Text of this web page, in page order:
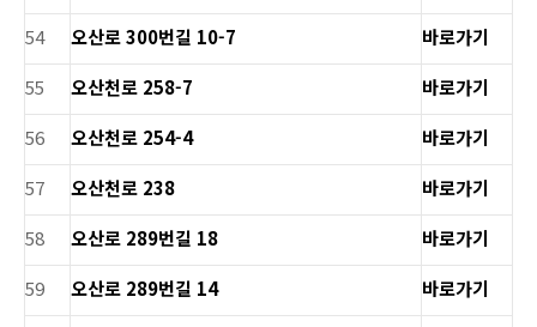
54
오산로 300번길 10-7
바로가기
55
오산천로 258-7
바로가기
56
오산천로 254-4
바로가기
57
오산천로 238
바로가기
58
오산로 289번길 18
바로가기
59
오산로 289번길 14
바로가기